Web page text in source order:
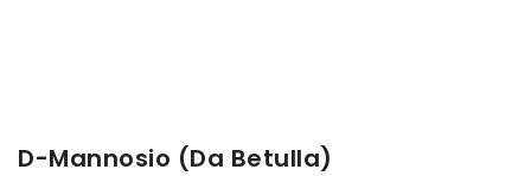
D-Mannosio (da Betulla)